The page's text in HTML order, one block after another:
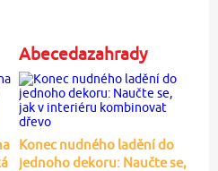
Abecedazahrady
Konec nudného ladění do
jednoho dekoru: Naučte se,